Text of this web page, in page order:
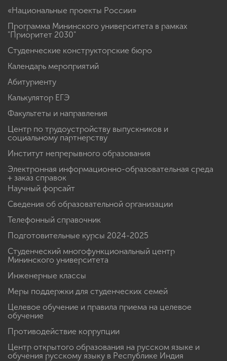
«Национальные проекты России»
Программа Мининского университета в рамках
"Приоритет 2030"
Студенческие конструкторские бюро
Календарь мероприятий
Абитуриенту
Калькулятор ЕГЭ
Факультеты и направления
Центр по трудоустройству выпускников и
социальному партнерству
Институт непрерывного образования
Электронная информационно-образовательная среда
+ заказ справок
Научный форсайт
Сведения об образовательной организации
Телефонный справочник
Подготовительные курсы 2024-2025
Студенческий многофункциональный центр
Мининского университета
Инженерные классы
Меры поддержки для студенческих семей
Целевое обучение и правила приема на целевое
обучение
Противодействие коррупции
Центр открытого образования на русском языке и
обучения русскому языку в Республике Индия